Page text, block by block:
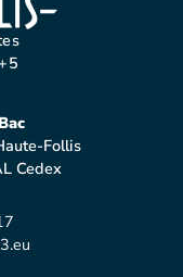
Follis
Cedex